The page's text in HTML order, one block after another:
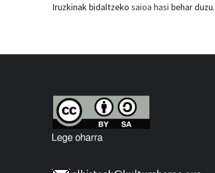
Iruzkinak bidaltzeko saioa hasi behar duzu.